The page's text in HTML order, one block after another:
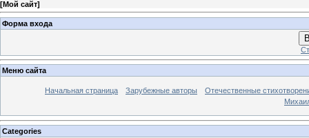
[Мой сайт]
Форма входа
Меню сайта
Начальная страница Зарубежные авторы
Отечественные
Categories